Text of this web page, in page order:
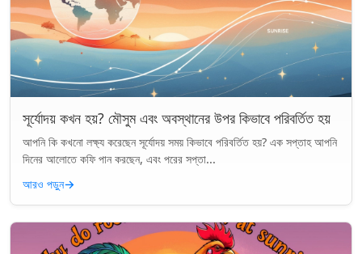
সূর্যোদয় কখন হয়? মৌসুম এবং অবস্থানের উপর কিভাবে পরিবর্তিত হয়
আপনি কি কখনো লক্ষ্য করেছেন সূর্যোদয় সময় কিভাবে পরিবর্তিত হয়? এক সপ্তাহ আপনি
দিনের আলোতে কফি পান করছেন, এবং পরের সপ্তা...
আরও পড়ুন→